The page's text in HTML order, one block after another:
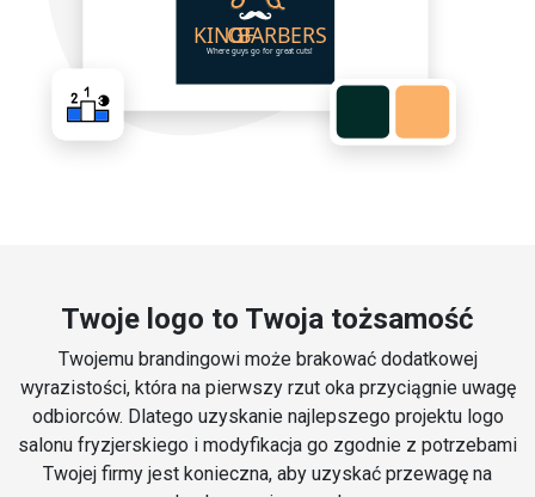
Twoje logo to Twoja tożsamość
Twojemu brandingowi może brakować dodatkowej
wyrazistości, która na pierwszy rzut oka przyciągnie uwagę
odbiorców. Dlatego uzyskanie najlepszego projektu logo
salonu fryzjerskiego i modyfikacja go zgodnie z potrzebami
Twojej firmy jest konieczna, aby uzyskać przewagę na